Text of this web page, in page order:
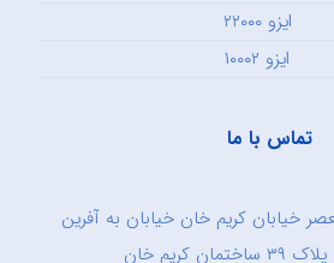
ایزو ۲۲۰۰۰
ایزو ۱۰۰۰۲
تماس با ما
خیابان کریم خان خیابان به آفرین
کریم خان